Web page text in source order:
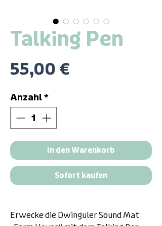
Talking Pen
55,00 €
Anzahl*
In den Warenkorb
Sofort kaufen
Erwecke die Dwinguler Sound Mat